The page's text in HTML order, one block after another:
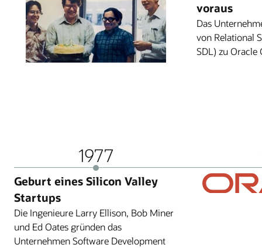
1977
Geburt eines Silicon Valley
Startups
Die Ingenieure Larry Ellison, Bob Miner
und Ed Oates gründen das
Unternehmen Software Development
voraus
Das
von Relational
SDL) zu Oracle